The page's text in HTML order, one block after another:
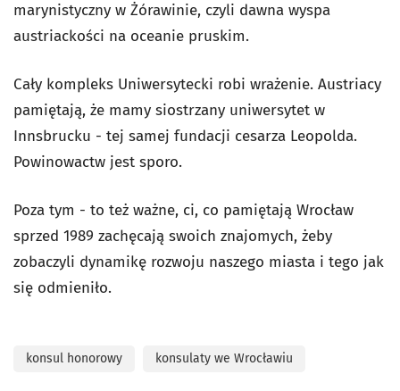
marynistyczny w Żórawinie, czyli dawna wyspa
austriackości na oceanie pruskim.
Cały kompleks Uniwersytecki robi wrażenie. Austriacy
pamiętają, że mamy siostrzany uniwersytet w
Innsbrucku - tej samej fundacji cesarza Leopolda.
Powinowactw jest sporo.
Poza tym - to też ważne, ci, co pamiętają Wrocław
sprzed 1989 zachęcają swoich znajomych, żeby
zobaczyli dynamikę rozwoju naszego miasta i tego jak
się odmieniło.
konsul honorowy konsulaty we Wrocławiu